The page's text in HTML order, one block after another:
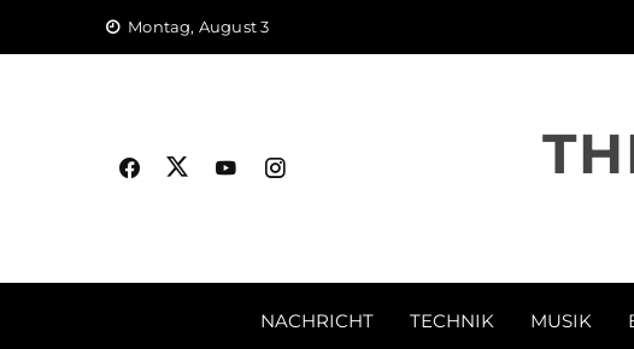
Montag, August 3
NACHRICHT TECHNIK MUSIK